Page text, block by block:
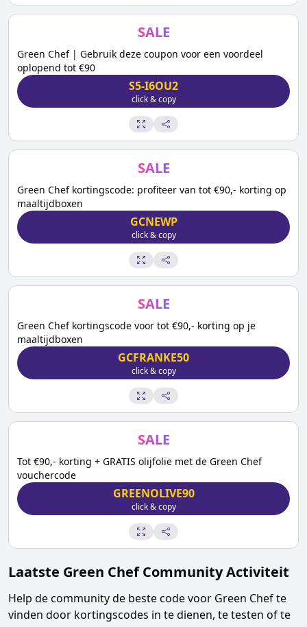
SALE
Green Chef | Gebruik deze coupon voor een voordeel
oplopend tot €90
S5-I6OU2
click & copy
SALE
Green Chef kortingscode: profiteer van tot €90,- korting op
maaltijdboxen
GCNEWP
click & copy
SALE
Green Chef kortingscode voor tot €90,- korting op je
maaltijdboxen
GCFRANKE50
click & copy
SALE
Tot €90,- korting + GRATIS olijfolie met de Green Chef
vouchercode
GREENOLIVE90
click & copy
Laatste Green ChefCommunity Activiteit
Help de community de beste code voor Green Chefte
vinden door kortingscodes in te dienen, te testen of te